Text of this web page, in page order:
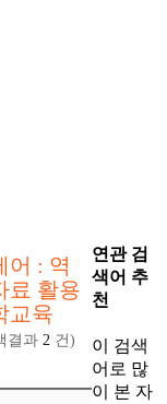
어 : 역
료 활용
교육
결과 2 건)
연관 검
색어 추
천
이 검색
어로 많
이 본 자